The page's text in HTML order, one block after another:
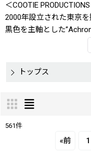
＜COOTIE
2000年設立された東京を
黒色を主軸とした
をモダナイズしている
サウスウエストのサブ
毎シーズン独自のフィ
トップス
561件
«前 1